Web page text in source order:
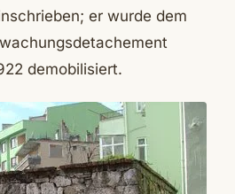
er wurde dem
demobilisiert.